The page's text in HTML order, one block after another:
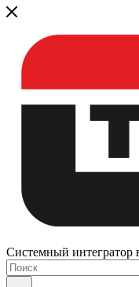
Системный интегратор